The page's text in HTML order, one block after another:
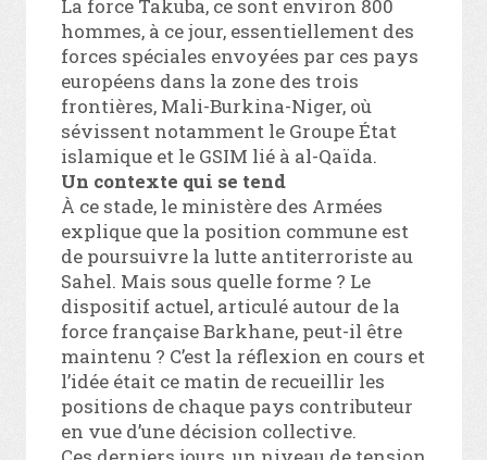
La force Takuba, ce sont environ 800
hommes, à ce jour, essentiellement des
forces spéciales envoyées par ces pays
européens dans la zone des trois
frontières, Mali-Burkina-Niger, où
sévissent notamment le Groupe État
islamique et le GSIM lié à al-Qaïda.
Un contexte qui se tend
À ce stade, le ministère des Armées
explique que la position commune est
de poursuivre la lutte antiterroriste au
Sahel. Mais sous quelle forme ? Le
dispositif actuel, articulé autour de la
force française Barkhane, peut-il être
maintenu ? C’est la réflexion en cours et
l’idée était ce matin de recueillir les
positions de chaque pays contributeur
en vue d’une décision collective.